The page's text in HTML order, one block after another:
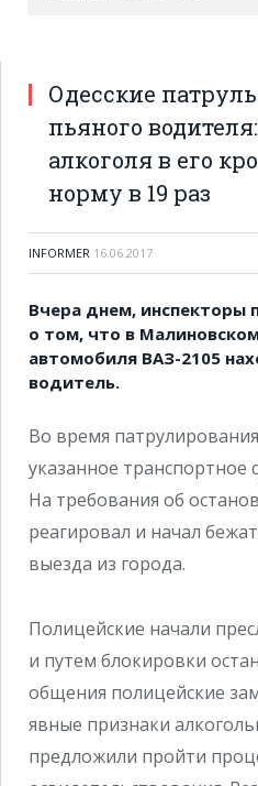
Одесские
пьяного
алкоголя в его
норму в 19 раз
INFORMER 16.06.2017
Вчера днем,
о том, что в
автомобиля ВАЗ-2105
водитель.
Во время
указанное транспортное
На требования об
реагировал и начал
выезда из города.
Полицейские начали
и путем блокировки
общения полицейские
явные признаки
предложили пройти